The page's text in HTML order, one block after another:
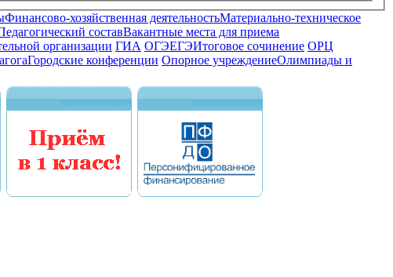
Финансово-хозяйственная деятельностьМатериально-техническое
составВакантные места для приема
организации ГИА ОГЭЕГЭИтоговое сочинение ОРЦ
Городские конференции Опорное учреждениеОлимпиады и